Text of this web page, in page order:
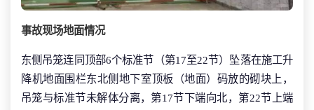
事故现场地面情况
东侧吊笼连同顶部6个标准节（第17至22节）坠落在施工升
降机地面围栏东北侧地下室顶板（地面）码放的砌块上，
吊笼与标准节未解体分离，第17节下端向北，第22节上端